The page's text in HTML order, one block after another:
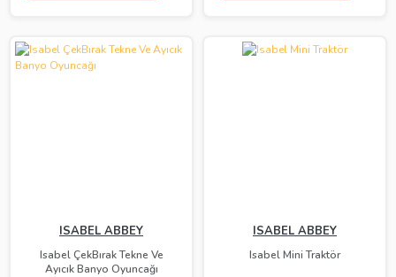
ISABEL ABBEY
Isabel ÇekBırak Tekne Ve
Ayıcık Banyo Oyuncağı
ISABEL ABBEY
Isabel Mini Traktör